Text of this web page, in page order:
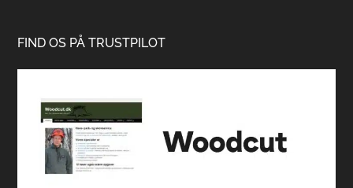
FIND OS PÅ TRUSTPILOT